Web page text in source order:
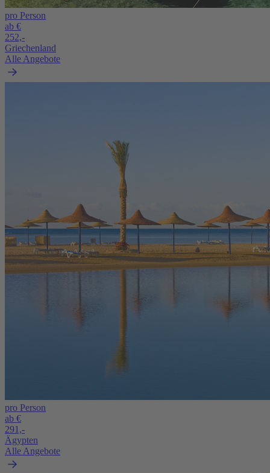
pro Person
ab €
252,-
Griechenland
Alle Angebote
pro Person
ab €
291,-
Ägypten
Alle Angebote